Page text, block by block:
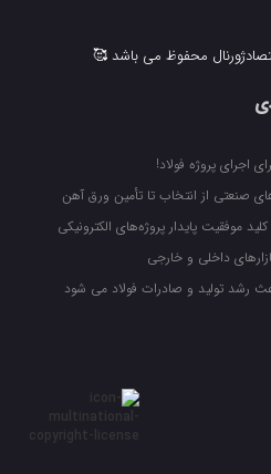
محفوظ می باشد 🥰
اجرای پروژه فولاد!
صنعتی از انتخاب تا تأمین ورق آهن
موفقیت پایدار پروژه‌های الکترونیکی
داخلی و خارجی
رشد تولید و صادرات فولاد می شود